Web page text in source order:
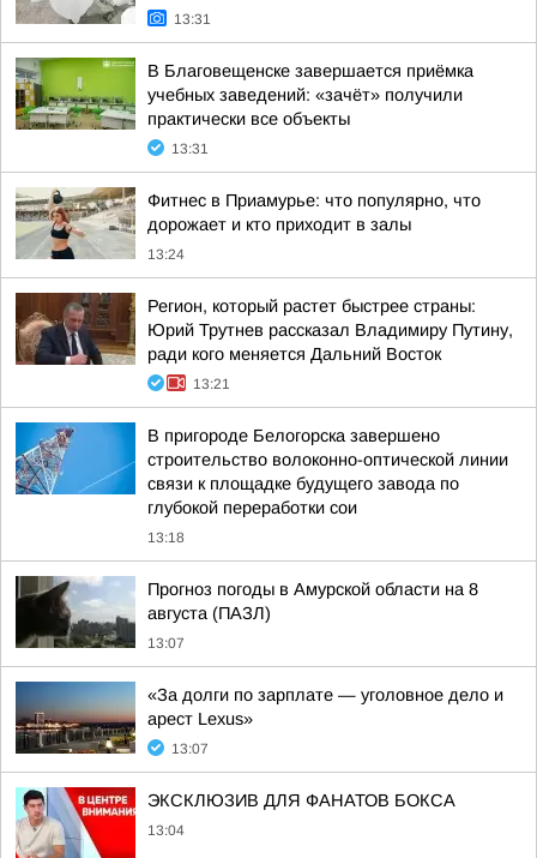
13:31
В Благовещенске завершается приёмка
учебных заведений: «зачёт» получили
практически все объекты
13:31
Фитнес в Приамурье: что популярно, что
дорожает и кто приходит в залы
13:24
Регион, который растет быстрее страны:
Юрий Трутнев рассказал Владимиру Путину,
ради кого меняется Дальний Восток
13:21
В пригороде Белогорска завершено
строительство волоконно-оптической линии
связи к площадке будущего завода по
глубокой переработки сои
13:18
Прогноз погоды в Амурской области на 8
августа (ПАЗЛ)
13:07
«За долги по зарплате — уголовное дело и
арест Lexus»
13:07
ЭКСКЛЮЗИВ ДЛЯ ФАНАТОВ БОКСА
13:04